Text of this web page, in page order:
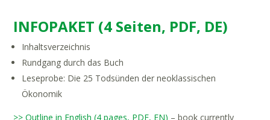
INFOPAKET (4 Seiten, PDF, DE)
Inhaltsverzeichnis
Rundgang durch das Buch
Leseprobe: Die 25 Todsünden der neoklassischen
Ökonomik
>> Outline in English (4 pages, PDF, EN) – book currently